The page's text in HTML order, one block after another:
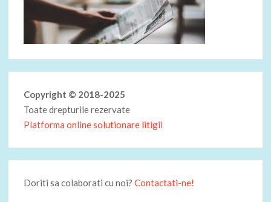
Copyright © 2018-2025
Toate drepturile rezervate
Platforma online solutionare litigii
Doriti sa colaborati cu noi?Contactati-ne!